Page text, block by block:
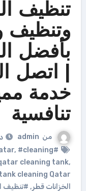
تنظيف
وتنظيف
بأفضل
خدمة
تنافسية
من admin
#clean tank qatar
, #cleaning
cleaning tank,
cleaning Qatar
الخزانات قطر, #تنظيف